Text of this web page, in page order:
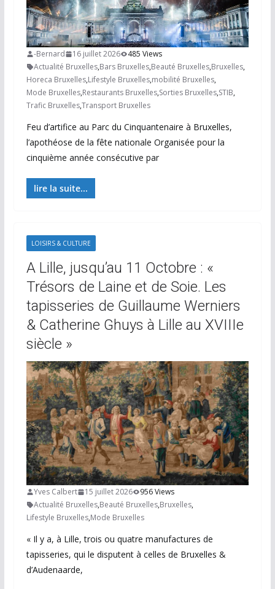
-Bernard 16 juillet 2026
485 Views
Actualité Bruxelles,Bars Bruxelles,Beauté Bruxelles,Bruxelles,
Horeca Bruxelles,Lifestyle Bruxelles,mobilité Bruxelles,
Mode Bruxelles,Restaurants Bruxelles,Sorties Bruxelles,STIB,
Trafic Bruxelles,Transport Bruxelles
Feu d’artifice au Parc du Cinquantenaire à Bruxelles,
l’apothéose de la fête nationale Organisée pour la
cinquième année consécutive par
lire la suite...
LOISIRS & CULTURE
A Lille, jusqu’au 11 Octobre : «
Trésors de Laine et de Soie. Les
tapisseries de Guillaume Werniers
& Catherine Ghuys à Lille au XVIIIe
siècle »
Yves Calbert 15 juillet 2026
956 Views
Actualité Bruxelles,Beauté Bruxelles,Bruxelles,
Lifestyle Bruxelles,Mode Bruxelles
« Il y a, à Lille, trois ou quatre manufactures de
tapisseries, qui le disputent à celles de Bruxelles &
d’Audenaarde,